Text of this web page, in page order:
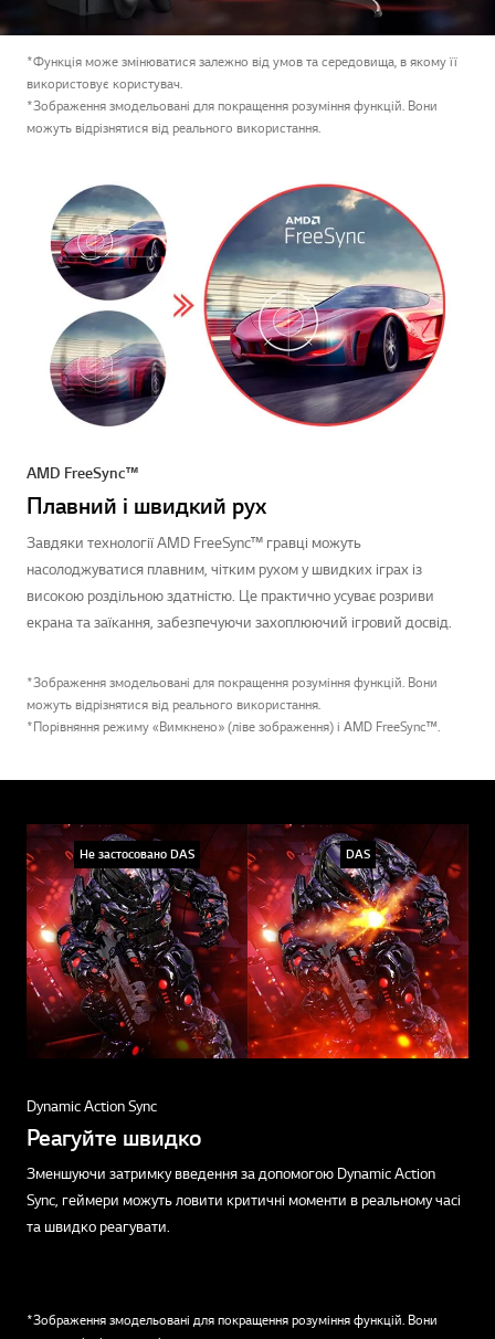
*Функція може змінюватися залежно від умов та середовища, в якому її
використовує користувач.
*Зображення змодельовані для покращення розуміння функцій. Вони
можуть відрізнятися від реального використання.
AMD FreeSync™
Плавний і швидкий рух
Завдяки технології AMD FreeSync™ гравці можуть
насолоджуватися плавним, чітким рухом у швидких іграх із
високою роздільною здатністю. Це практично усуває розриви
екрана та заїкання, забезпечуючи захоплюючий ігровий досвід.
*Зображення змодельовані для покращення розуміння функцій. Вони
можуть відрізнятися від реального використання.
*Порівняння режиму «Вимкнено» (ліве зображення) і AMD FreeSync™.
Не застосовано DAS DAS
Dynamic Action Sync
Реагуйте швидко
Зменшуючи затримку введення за допомогою Dynamic Action
Sync, геймери можуть ловити критичні моменти в реальному часі
та швидко реагувати.
*Зображення змодельовані для покращення розуміння функцій. Вони